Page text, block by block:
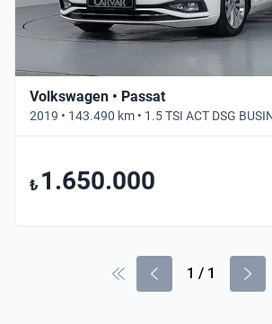
Volkswagen • Passat
2019 • 143.490 km • 1.5 TSI ACT DSG
₺ 1.650.000
1 / 1